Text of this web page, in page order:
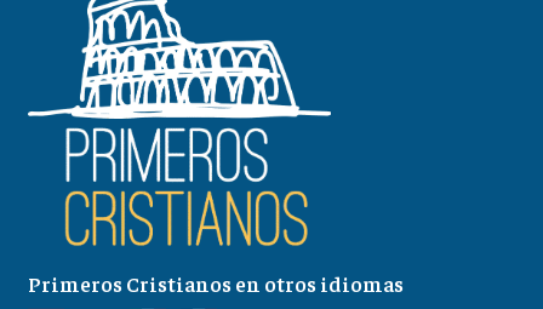
Primeros Cristianos en otros idiomas